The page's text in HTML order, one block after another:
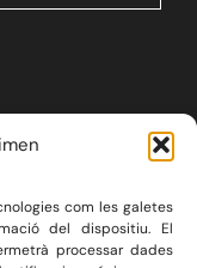
com les galetes
del dispositiu. El
processar dades